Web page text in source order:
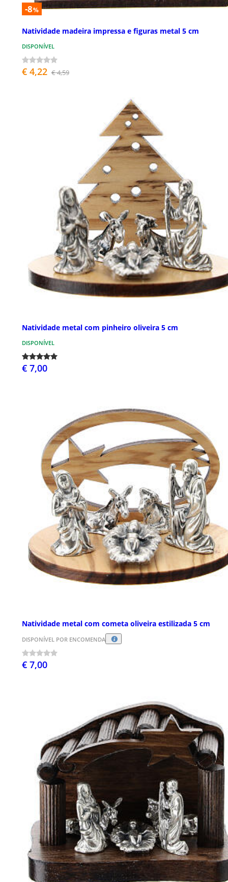
-8%
Natividade madeira impressa e figuras metal 5 cm
DISPONÍVEL
€ 4,22 € 4,59
Natividade metal com pinheiro oliveira 5 cm
DISPONÍVEL
€ 7,00
Natividade metal com cometa oliveira estilizada 5 cm
DISPONÍVEL POR ENCOMENDA
€ 7,00